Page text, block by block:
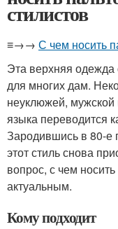
стилистов
≡→→ С чем носить
Эта верхняя
для многих дам.
неуклюжей, мужской
языка переводится
Зародившись в 80-е
этот стиль снова
вопрос, с чем
актуальным.
Кому подходит